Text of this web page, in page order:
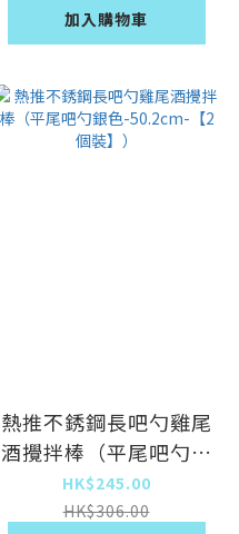
加入購物車
熱推不銹鋼長吧勺雞尾
酒攪拌棒（平尾吧勺銀
色-50.2cm-【2個
裝】）
HK$245.00
HK$306.00